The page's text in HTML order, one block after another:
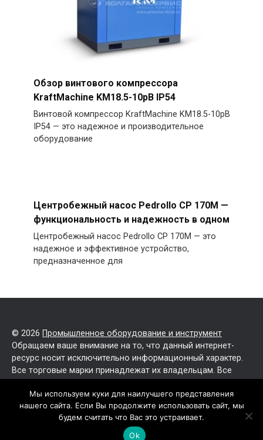
Обзор винтового компрессора
KraftMachine KM18.5-10рВ IP54
Винтовой компрессор KraftMachine KM18.5-10рВ
IP54 — это надежное и производительное
оборудование
Центробежный насос Pedrollo CP 170M —
функциональность и надежность в одном
Центробежный насос Pedrollo CP 170M — это
надежное и эффективное устройство,
предназначенное для
© 2026 Промышленное оборудование и инструмент
Обращаем ваше внимание на то, что данный интернет-
ресурс носит исключительно информационный характер.
Все торговые марки принадлежат их владельцам. Все
Политика конфиденциальности
Мы используем куки для наилучшего представления
нашего сайта. Если Вы продолжите использовать сайт, мы
будем считать что Вас это устраивает.
Ok